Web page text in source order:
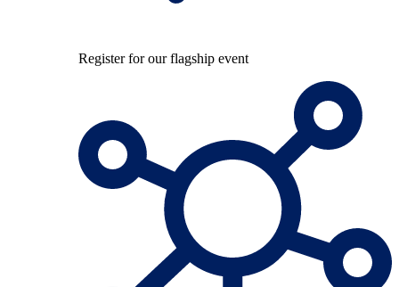
Register for our flagship event